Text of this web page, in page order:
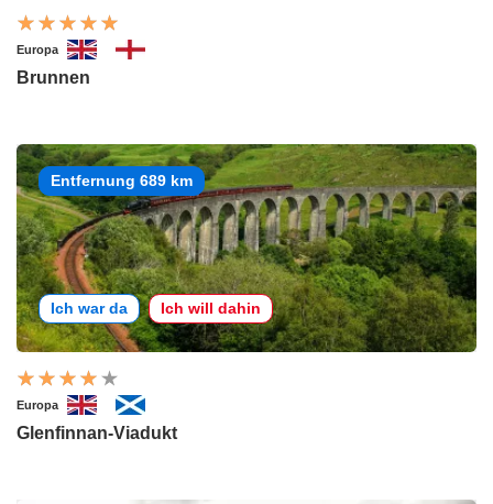
Europa
Brunnen
Entfernung 689 km
Ich war da Ich will dahin
Europa
Glenfinnan-Viadukt